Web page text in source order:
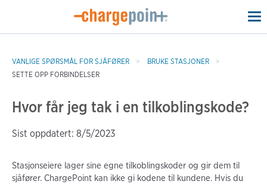
VANLIGE SPØRSMÅL FOR SJÅFØRER
BRUKE STASJONER
SETTE OPP FORBINDELSER
Hvor får jeg tak i en tilkoblingskode?
Sist oppdatert: 8/5/2023
Stasjonseiere lager sine egne tilkoblingskoder og gir dem til
sjåfører. ChargePoint kan ikke gi kodene til kundene. Hvis du